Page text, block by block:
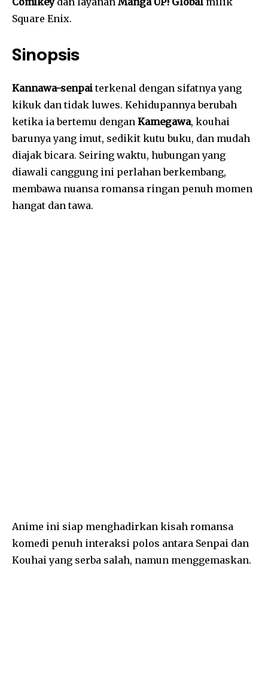
Square Enix.
Sinopsis
Kannawa-senpaiterkenal dengan sifatnya yang
kikuk dan tidak luwes. Kehidupannya berubah
ketika ia bertemu dengan Kamegawa, kouhai
barunya yang imut, sedikit kutu buku, dan mudah
diajak bicara. Seiring waktu, hubungan yang
diawali canggung ini perlahan berkembang,
membawa nuansa romansa ringan penuh momen
hangat dan tawa.
Anime ini siap menghadirkan kisah romansa
komedi penuh interaksi polos antara Senpai dan
Kouhai yang serba salah, namun menggemaskan.